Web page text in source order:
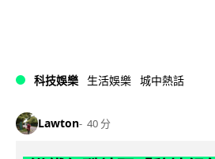
科技娛樂 生活娛樂 城中熱話
Lawton 40 分